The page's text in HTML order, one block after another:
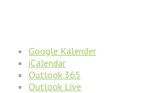
Google Kalender
iCalendar
Outlook 365
Outlook Live